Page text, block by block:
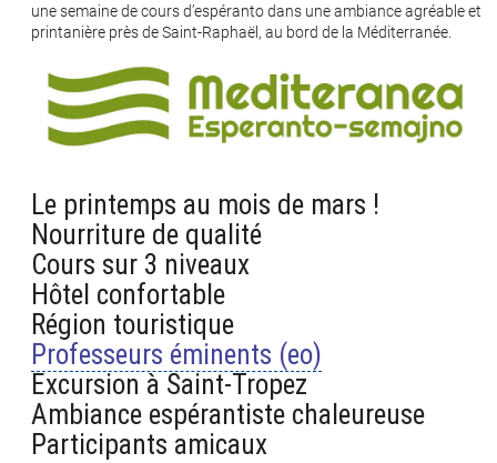
une semaine de cours d’espéranto dans une ambiance agréable et
printanière près de Saint-Raphaël, au bord de la Méditerranée.
Le printemps au mois de mars !
Nourriture de qualité
Cours sur 3 niveaux
Hôtel confortable
Région touristique
Professeurs éminents
Excursion à Saint-Tropez
Ambiance espérantiste chaleureuse
Participants amicaux